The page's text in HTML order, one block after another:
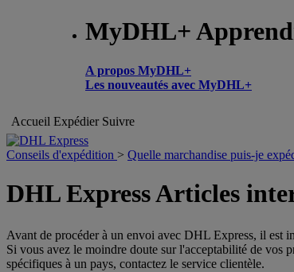
MyDHL+
A propos MyDHL+
Les nouveautés avec MyDHL+
Accueil Expédier Suivre
Conseils d'expédition > Quelle marchandise puis-je
DHL Express Articles
Avant de procéder à un envoi avec DHL Express, il est
Si vous avez le moindre doute sur l'acceptabilité de vos
spécifiques à un pays, contactez le service clientèle.